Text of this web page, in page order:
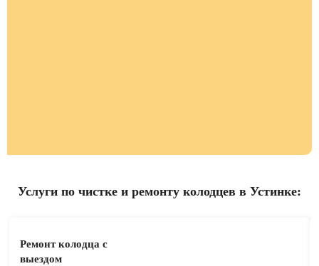
Услуги по чистке и ремонту колодцев в Устинке:
Ремонт колодца с
выездом